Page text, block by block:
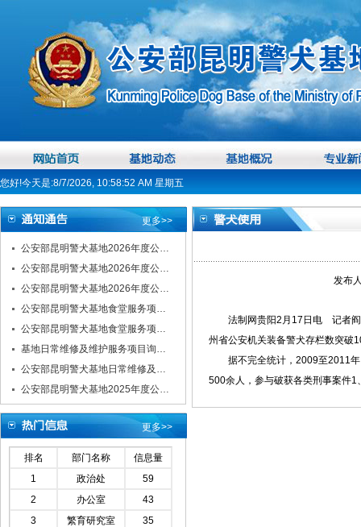
您好!今天是:8/7/2026, 10:58:52 AM 星期五
更多>>
公安部昆明警犬基地2026年度公…
公安部昆明警犬基地2026年度公…
公安部昆明警犬基地2026年度公…
公安部昆明警犬基地食堂服务项…
公安部昆明警犬基地食堂服务项…
基地日常维修及维护服务项目询…
公安部昆明警犬基地日常维修及…
公安部昆明警犬基地2025年度公…
更多>>
排名 部门名称
信息量
1
政治处
59
2
办公室
43
3
繁育研究室
35
发布
法制网贵阳2月17日电 记者阎
州省公安机关装备警犬存栏数突破
据不完全统计，2009至2011年
500余人，参与破获各类刑事案件